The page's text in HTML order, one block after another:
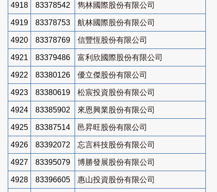
4918 83378542 雋林國際股份有限公司
4919 83378753 航林國際股份有限公司
4920 83378769 信豐恆股份有限公司
4921 83379486 富利欣國際股份有限公司
4922 83380126 優立傑股份有限公司
4923 83380619 松宸投資股份有限公司
4924 83385902 來恩興業股份有限公司
4925 83387514 邑昇旺股份有限公司
4926 83392072 忘言科技股份有限公司
4927 83395079 博勝發展股份有限公司
4928 83396605 惠山投資股份有限公司